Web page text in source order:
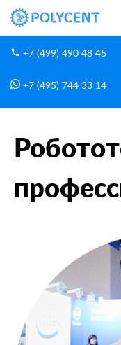
+7 (499) 490 48 45
+7 (495) 744 33 14